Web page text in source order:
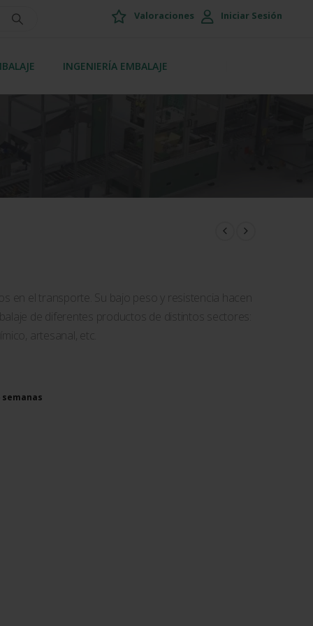
Valoraciones Iniciar Sesión
INGENIERÍA EMBALAJE
en el transporte. Su bajo peso y resistencia hacen
de diferentes productos de distintos sectores:
artesanal, etc.